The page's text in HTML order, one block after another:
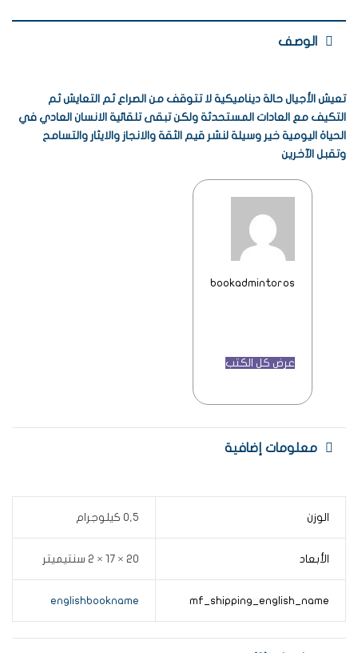
الوصف
تعيش الأجيال حالة ديناميكية لا تتوقف من الصراع ثم التعايش ثم
التكيف مع العادات المستحدثة ولكن تبقى تلقائية الانسان العادي في
الحياة اليومية خير وسيلة لنشر قيم الثقة والانجاز والايثار والتسامح
وتقبل الآخرين
bookadmintoros
عرض كل الكتب
معلومات إضافية
الوزن 0,5 كيلوجرام
الأبعاد 20 × 17 × 2 سنتيميتر
mf_shipping_english_name
englishbookname